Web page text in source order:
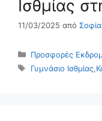
Ισθμίας
11/03/2025 από
Κατηγορίες
Προσφορές
Ετικέτες
Γυμνάσιο Ισθμίας,